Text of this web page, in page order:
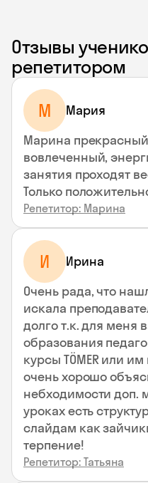
Отзывы
репетитором
М Мария
Марина прекрасный
вовлеченный,
занятия проходят
Только
Репетитор: Марина
И Ирина
Очень рада, что
искала
долго т.к. для меня
образования
курсы TÖMER или
очень хорошо
небходимости доп.
уроках есть
слайдам как
терпение!
Репетитор: Татьяна